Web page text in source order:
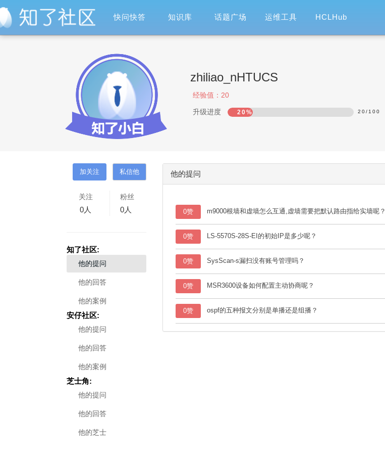
快问快答 知识库 话题广场 运维工具 HCLHub
zhiliao_nHTUCS
经验值： 20
升级进度 20% 20/ 100
关注
0人
粉丝
0人
知了社区:
他的提问
他的回答
他的案例
安仔社区:
他的提问
他的回答
他的案例
芝士角:
他的提问
他的回答
他的芝士
他的提问
0赞 m9000根墙和虚墙怎么互通,虚墙需要把默认路由指给实墙呢？
0赞 LS-5570S-28S-EI的初始IP是多少呢？
0赞 SysScan-s漏扫没有账号管理吗？
0赞 MSR3600设备如何配置主动协商呢？
0赞 ospf的五种报文分别是单播还是组播？